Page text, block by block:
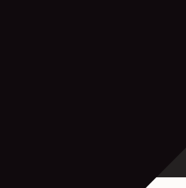
フラン
国際電